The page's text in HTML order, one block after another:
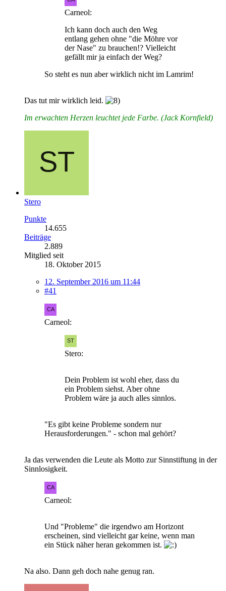
Carneol:
Ich kann doch auch den Weg
entlang gehen ohne "die Möhre vor
der Nase" zu brauchen!? Vielleicht
gefällt mir ja einfach der Weg?
So steht es nun aber wirklich nicht im Lamrim!
Das tut mir wirklich leid.
Im erwachten Herzen leuchtet jede Farbe. (Jack Kornfield)
Stero
Punkte
14.655
Beiträge
2.889
Mitglied seit
18. Oktober 2015
12. September 2016 um 11:44
#41
Carneol:
Stero:
Dein Problem ist wohl eher, dass du
ein Problem siehst. Aber ohne
Problem wäre ja auch alles sinnlos.
"Es gibt keine Probleme sondern nur
Herausforderungen." - schon mal gehört?
Ja das verwenden die Leute als Motto zur Sinnstiftung in der
Sinnlosigkeit.
Carneol:
Und "Probleme" die irgendwo am Horizont
erscheinen, sind vielleicht gar keine, wenn man
ein Stück näher heran gekommen ist.
Na also. Dann geh doch nahe genug ran.